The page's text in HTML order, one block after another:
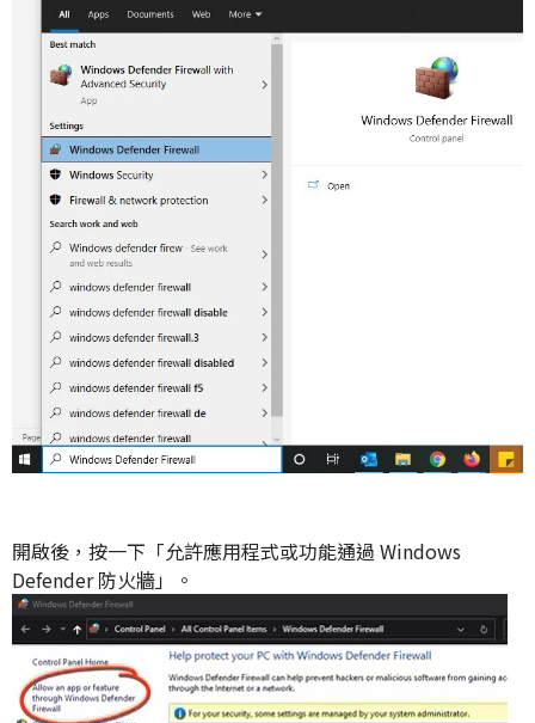
開啟後，按一下「允許應用程式或功能通過 Windows
Defender 防火牆」。